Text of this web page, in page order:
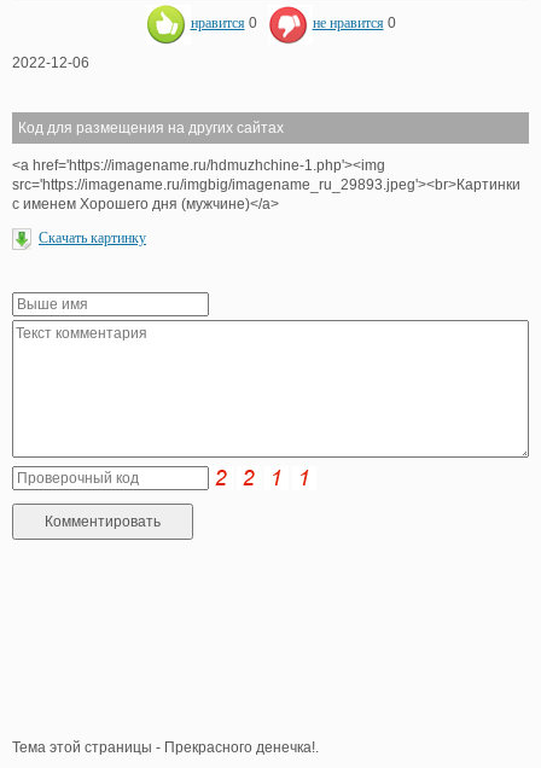
нравится 0 не нравится 0
2022-12-06
Код для размещения на других сайтах
<a href='https://imagename.ru/hdmuzhchine-1.php'><img
src='https://imagename.ru/imgbig/imagename_ru_29893.jpeg'><br>Картинки
с именем Хорошего дня (мужчине)</a>
Скачать картинку
Тема этой страницы - Прекрасного денечка!.